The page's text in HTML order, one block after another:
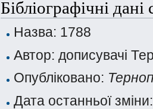
Бібліографічні дані
Назва: 1788
Автор: дописувачі
Опубліковано:
Дата останньої